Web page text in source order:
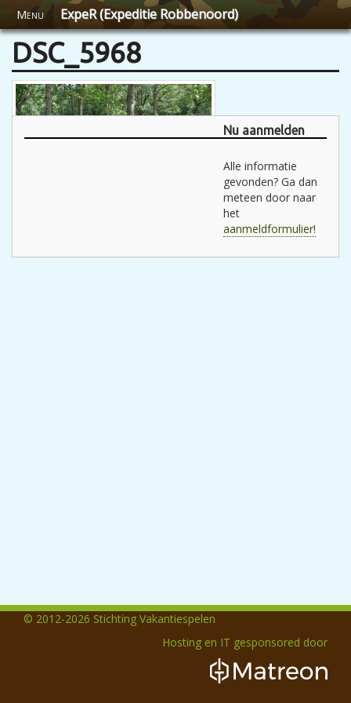
Menu ExpeR (Expeditie Robbenoord)
DSC_5968
Nu aanmelden
Alle informatie
gevonden? Ga dan
meteen door naar
het
aanmeldformulier!
© 2012-2026 Stichting Vakantiespelen
Hosting en IT gesponsored door